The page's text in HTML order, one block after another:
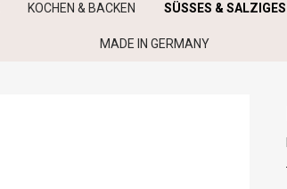
KOCHEN & BACKEN SÜSSES & SALZIGES
MADE IN GERMANY